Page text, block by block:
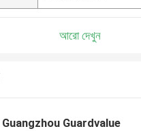
আরো দেখুন
Guangzhou Guardvalue